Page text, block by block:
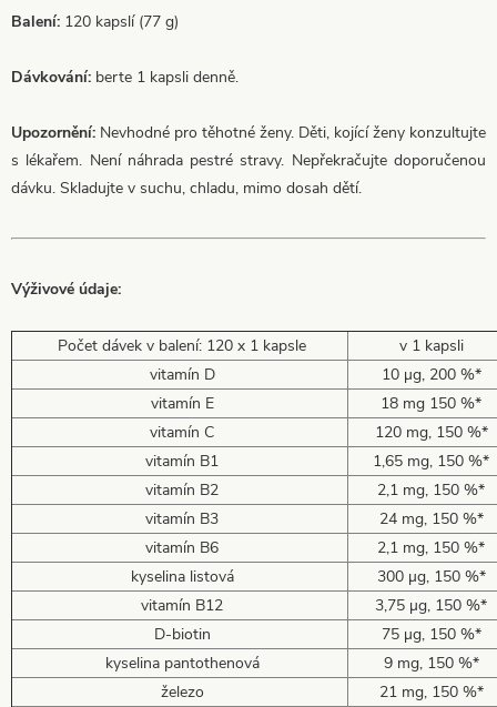
Balení: 120 kapslí (77 g)
Dávkování: berte 1 kapsli denně.
Upozornění: Nevhodné pro těhotné ženy. Děti, kojící ženy konzultujte
s lékařem. Není náhrada pestré stravy. Nepřekračujte doporučenou
dávku. Skladujte v suchu, chladu, mimo dosah dětí.
Výživové údaje:
Počet dávek v balení: 120 x 1 kapsle
v 1 kapsli
vitamín D
10 µg, 200 %*
vitamín E
18 mg 150 %*
vitamín C
120 mg, 150 %*
vitamín B1
1,65 mg, 150 %*
vitamín B2
2,1 mg, 150 %*
vitamín B3
24 mg, 150 %*
vitamín B6
2,1 mg, 150 %*
kyselina listová
300 µg, 150 %*
vitamín B12
3,75 µg, 150 %*
D-biotin
75 µg, 150 %*
kyselina pantothenová
9 mg, 150 %*
železo
21 mg, 150 %*